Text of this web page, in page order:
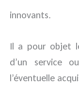
innovants.
Il a pour objet
d’un service
l’éventuelle